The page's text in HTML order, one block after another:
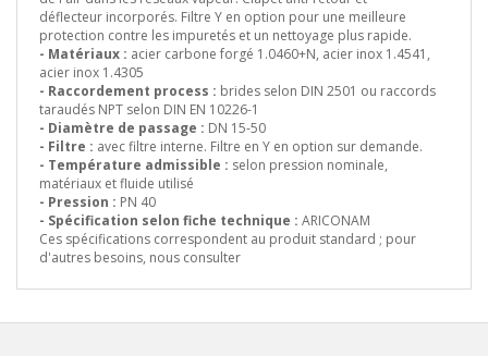
déflecteur incorporés. Filtre Y en option pour une meilleure
protection contre les impuretés et un nettoyage plus rapide.
- Matériaux : acier carbone forgé 1.0460+N, acier inox 1.4541,
acier inox 1.4305
- Raccordement process : brides selon DIN 2501 ou raccords
taraudés NPT selon DIN EN 10226-1
- Diamètre de passage : DN 15-50
- Filtre : avec filtre interne. Filtre en Y en option sur demande.
- Température admissible : selon pression nominale,
matériaux et fluide utilisé
- Pression : PN 40
- Spécification selon fiche technique : ARICONAM
Ces spécifications correspondent au produit standard ; pour
d'autres besoins, nous consulter